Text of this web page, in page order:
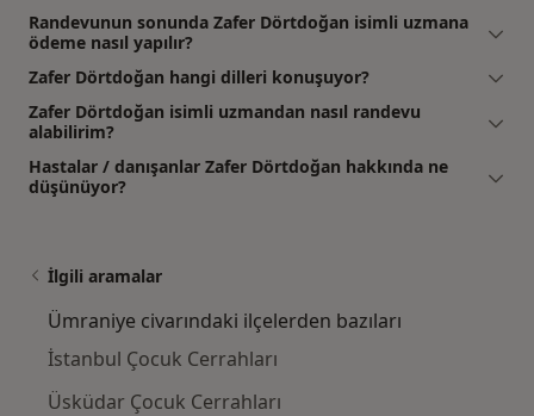
Randevunun sonunda Zafer Dörtdoğan isimli uzmana
ödeme nasıl yapılır?
Zafer Dörtdoğan hangi dilleri konuşuyor?
Zafer Dörtdoğan isimli uzmandan nasıl randevu
alabilirim?
Hastalar / danışanlar Zafer Dörtdoğan hakkında ne
düşünüyor?
İlgili aramalar
Ümraniye civarındaki ilçelerden bazıları
İstanbul Çocuk Cerrahları
Üsküdar Çocuk Cerrahları